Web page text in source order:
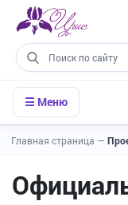
☰ Меню
Главная страница —